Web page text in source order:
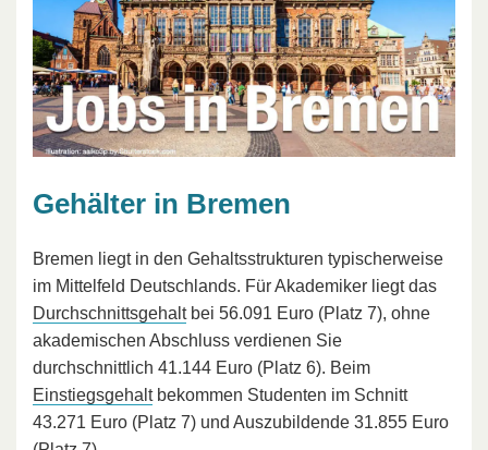
Gehälter in Bremen
Bremen liegt in den Gehaltsstrukturen typischerweise
im Mittelfeld Deutschlands. Für Akademiker liegt das
Durchschnittsgehaltbei 56.091 Euro (Platz 7), ohne
akademischen Abschluss verdienen Sie
durchschnittlich 41.144 Euro (Platz 6). Beim
Einstiegsgehaltbekommen Studenten im Schnitt
43.271 Euro (Platz 7) und Auszubildende 31.855 Euro